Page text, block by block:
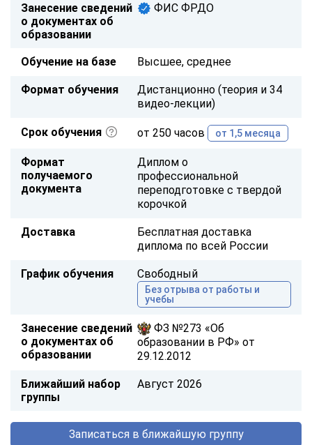
Занесение сведений
о документах об
образовании
ФИС ФРДО
Обучение на базе Высшее, среднее
Формат обучения
Дистанционно (теория и 34
видео-лекции)
Срок обучения от 250 часов от 1,5 месяца
Формат
получаемого
документа
Диплом о
профессиональной
переподготовке с твердой
корочкой
Доставка
Бесплатная доставка
диплома по всей России
График обучения Свободный
Без отрыва от работы и
учебы
Занесение сведений
о документах об
образовании
ФЗ №273 «Об
образовании в РФ» от
29.12.2012
Ближайший набор
группы
Август 2026
Записаться в ближайшую группу